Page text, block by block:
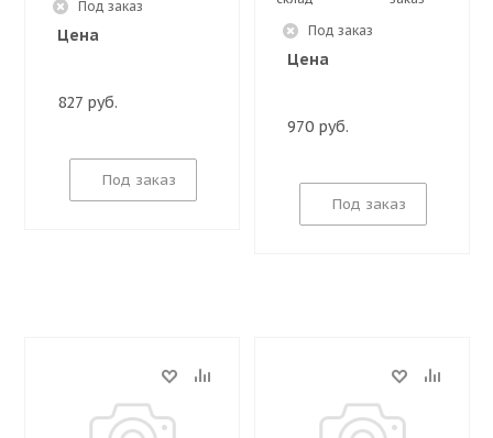
Под заказ
Цена
827 руб.
Под заказ
Под заказ
Цена
970 руб.
Под заказ